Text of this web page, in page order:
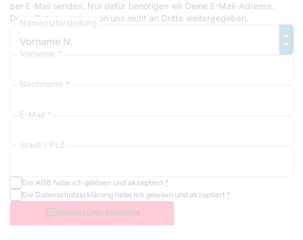
per E-Mail senden. Nur dafür benötigen wir Deine E-Mail-Adresse.
Deine Daten werden von uns nicht an Dritte weitergegeben.
Namensdarstellung
Vorname *
Nachname *
E-Mail *
Stadt / PLZ
Die AGB habe ich gelesen und akzeptiert *
Die Datenschutzerklärung habe ich gelesen und akzeptiert *
BEWERTUNG ABGEBEN